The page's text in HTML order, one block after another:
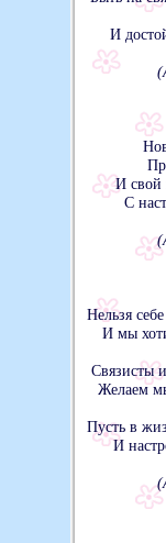
И
И свой
С
Нельзя
И мы
Связисты
Желаем
Пусть в
И